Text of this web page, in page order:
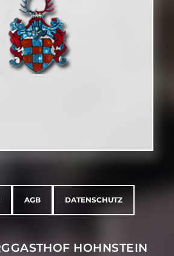
AGB DATENSCHUTZ
HOHNSTEIN